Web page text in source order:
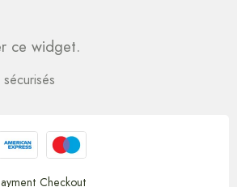
ce widget.
Checkout